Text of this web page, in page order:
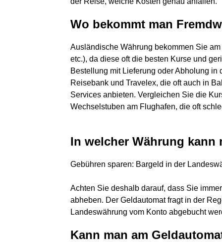
Wo bekommt man
Ausländische Währung bekommen Sie
etc.), da diese oft die besten Kurse und
Bestellung mit Lieferung oder Abholung
Reisebank und Travelex, die oft auch in
Services anbieten. Vergleichen Sie die
Wechselstuben am Flughafen, die oft
In welcher Währung kann
Gebühren sparen: Bargeld in der
Achten Sie deshalb darauf, dass Sie
abheben. Der Geldautomat fragt in der
Landeswährung vom Konto abgebucht
Kann man am